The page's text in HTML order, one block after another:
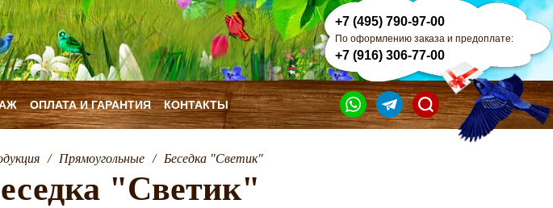
ОПЛАТА И ГАРАНТИЯ КОНТАКТЫ
+7 (495) 790-97-00
По оформлению заказа и предоплате:
+7 (916) 306-77-00
/ Прямоугольные / Беседка "Светик"
"Светик"